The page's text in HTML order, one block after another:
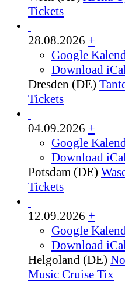
Tickets
28.08.2026 +
Google
Download
Dresden (DE)
Tickets
04.09.2026 +
Google
Download
Potsdam (DE)
Tickets
12.09.2026 +
Google
Download
Helgoland (DE)
Music Cruise Tix